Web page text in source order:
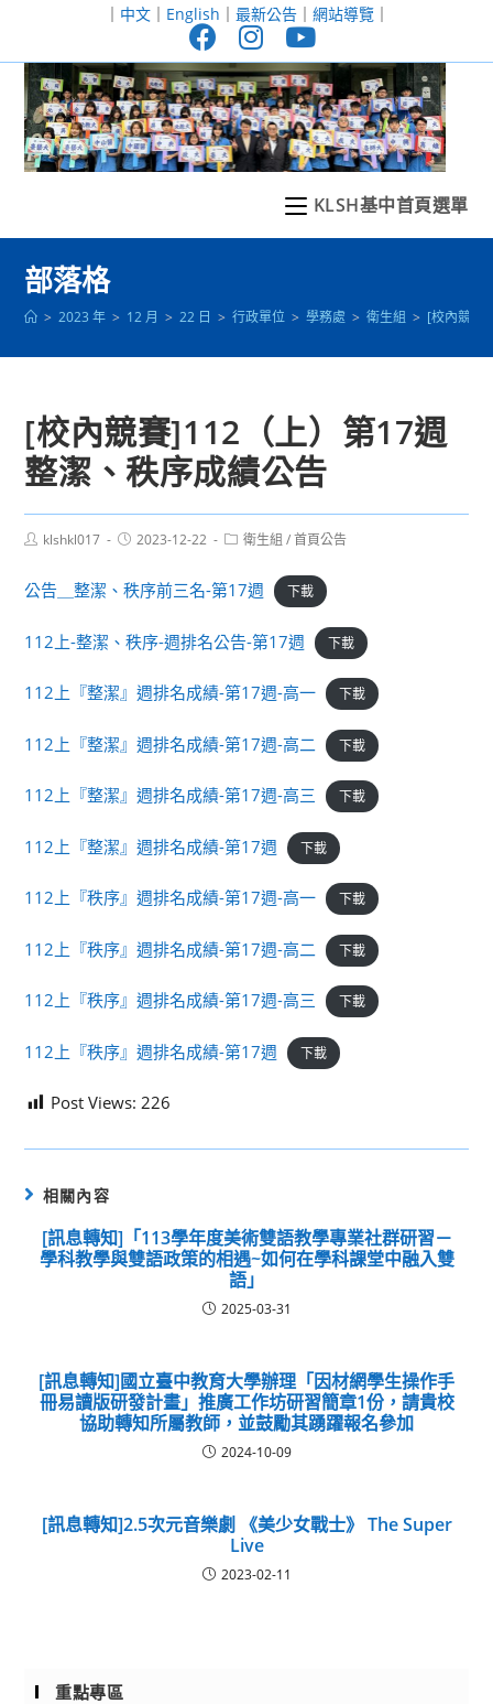
至
｜ 中文｜ English ｜ 最新公告｜ 網站導覽｜
KLSH基中首頁選單
部落格
> 2023 年 > 12 月 > 22 日 > 行政單位 > 學務處 > 衛生組 > [校內競賽
[校內競賽]112（上）第17週
整潔、秩序成績公告
Postklshkl017
Post2023-12-22
Post衛生組 / 首頁公告
公告＿整潔、秩序前三名-第17週 下載
112上-整潔、秩序-週排名公告-第17週 下載
112上『整潔』週排名成績-第17週-高一 下載
112上『整潔』週排名成績-第17週-高二 下載
112上『整潔』週排名成績-第17週-高三 下載
112上『整潔』週排名成績-第17週 下載
112上『秩序』週排名成績-第17週-高一 下載
112上『秩序』週排名成績-第17週-高二 下載
112上『秩序』週排名成績-第17週-高三 下載
112上『秩序』週排名成績-第17週 下載
Post Views: 226
相關內容
[訊息轉知]「113學年度美術雙語教學專業社群研習－
學科教學與雙語政策的相遇~如何在學科課堂中融入雙
語」
2025-03-31
[訊息轉知]國立臺中教育大學辦理「因材網學生操作手
冊易讀版研發計畫」推廣工作坊研習簡章1份，請貴校
協助轉知所屬教師，並鼓勵其踴躍報名參加
2024-10-09
[訊息轉知]2.5次元音樂劇 《美少女戰士》 The Super
Live
2023-02-11
重點專區